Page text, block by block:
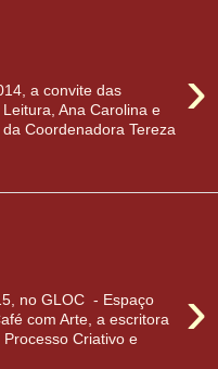
›
a convite das
Ana Carolina e
Coordenadora Tereza
›
no GLOC - Espaço
com Arte, a escritora
Criativo e